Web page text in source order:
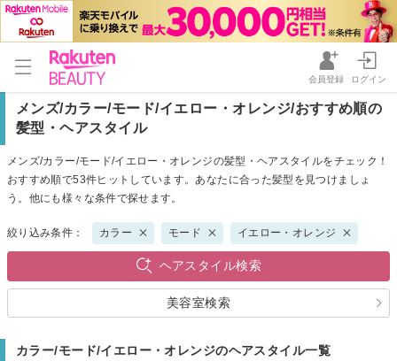
会員登録 ログイン
メンズ/カラー/モード/イエロー・オレンジ/おすすめ順の
髪型・ヘアスタイル
メンズ/カラー/モード/イエロー・オレンジの髪型・ヘアスタイルをチェック！
おすすめ順で53件ヒットしています。あなたに合った髪型を見つけましょ
う。他にも様々な条件で探せます。
絞り込み条件： カラー モード イエロー・オレンジ
ヘアスタイル検索
美容室検索
カラー/モード/イエロー・オレンジのヘアスタイル一覧